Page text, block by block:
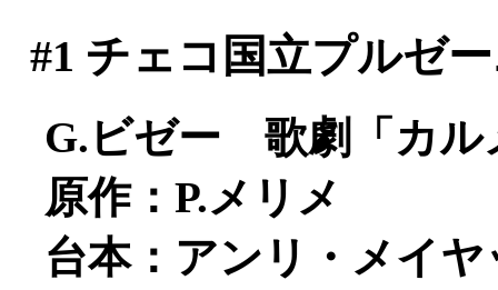
#1 チェコ国立プルゼ
G.ビゼー 歌劇「カル
原作：P.メリメ
台本：アンリ・メイ